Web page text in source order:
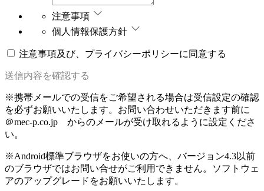
注意事項
個人情報保護方針
注意事項及び、プライバシーポリシーに同意する
送信内容を確認する
※携帯メールでの受信をご希望される場合は受信設定の確認
を必ずお願いいたします。 お問い合わせいただきます前に
＠mec-p.co.jp からのメールが受け取れるように設定くださ
い。
※Android標準ブラウザをお使いの方へ、 バージョン4.3以前
のブラウザではお問い合せがご利用できません。ソフトウェ
アのアップグレードをお願いいたします。